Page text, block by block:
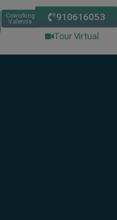
Coworking
Valencia
910616053
Tour Virtual